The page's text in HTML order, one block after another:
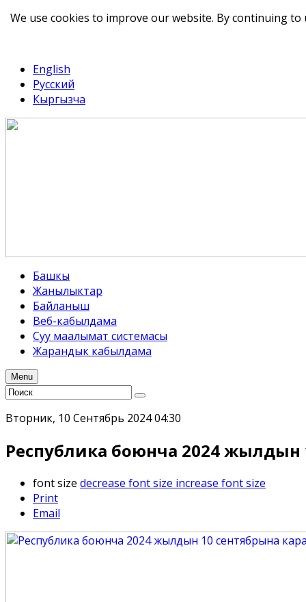
English
Русский
Кыргызча
Башкы
Жанылыктар
Байланыш
Веб-кабылдама
Суу маалымат системасы
Жарандык кабылдама
Menu
Вторник, 10 Сентябрь 2024 04:30
Республика боюнча 2024 жылдын
font size decrease font size increase font size
Print
Email
We use cookies to improve our website. By continuing